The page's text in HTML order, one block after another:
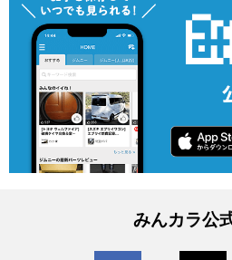
みんカラ公